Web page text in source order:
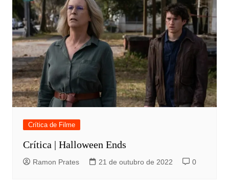
Crítica de Filme
Crítica | Halloween Ends
Ramon Prates 21 de outubro de 2022 0